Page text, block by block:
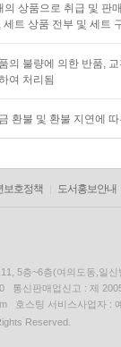
의 상품으로 취급 및 판
세트 상품 전부 및 세트
의 불량에 의한 반품,
여 처리됨
환불 및 환불 지연에
보호정책 도서홍보안내
5층~6층(여의도동,일신
통신판매업신고 : 제
호스팅 서비스사업자 :
Reserved.